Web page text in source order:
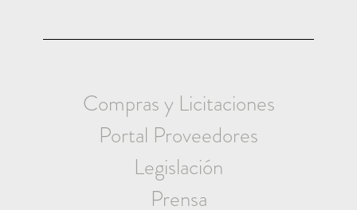
Compras y Licitaciones
Portal Proveedores
Legislación
Prensa